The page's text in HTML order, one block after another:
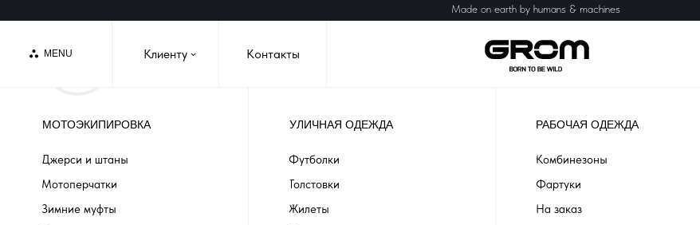
MENU Клиенту Контакты
›
Made on earth by humans & machines
МОТОЭКИПИРОВКА УЛИЧНАЯ ОДЕЖДА РАБОЧАЯ ОДЕЖДА
Джерси и штаны
Мотоперчатки
Зимние муфты
Футболки
Толстовки
Жилеты
Комбинезоны
Фартуки
На заказ